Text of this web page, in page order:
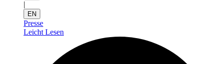
|
EN
Presse
Leicht Lesen